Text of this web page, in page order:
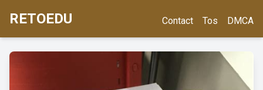
RETOEDU Contact Tos DMCA